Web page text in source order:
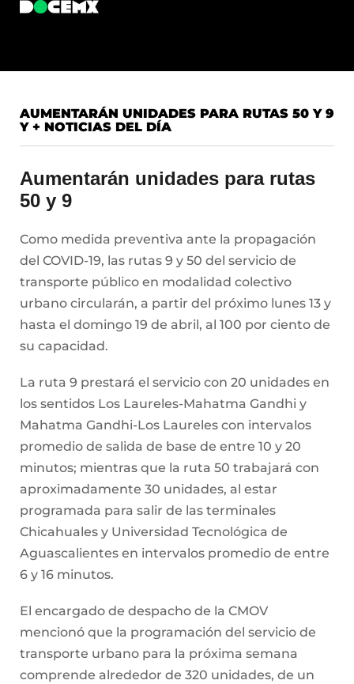
AUMENTARÁN UNIDADES PARA RUTAS 50 Y 9
Y + NOTICIAS DEL DÍA
Aumentarán unidades para rutas
50 y 9
Como medida preventiva ante la propagación
del COVID-19, las rutas 9 y 50 del servicio de
transporte público en modalidad colectivo
urbano circularán, a partir del próximo lunes 13 y
hasta el domingo 19 de abril, al 100 por ciento de
su capacidad.
La ruta 9 prestará el servicio con 20 unidades en
los sentidos Los Laureles-Mahatma Gandhi y
Mahatma Gandhi-Los Laureles con intervalos
promedio de salida de base de entre 10 y 20
minutos; mientras que la ruta 50 trabajará con
aproximadamente 30 unidades, al estar
programada para salir de las terminales
Chicahuales y Universidad Tecnológica de
Aguascalientes en intervalos promedio de entre
6 y 16 minutos.
El encargado de despacho de la CMOV
mencionó que la programación del servicio de
transporte urbano para la próxima semana
comprende alrededor de 320 unidades, de un